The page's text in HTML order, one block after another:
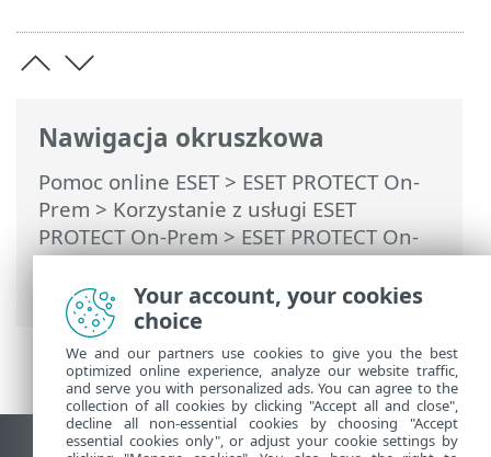
Nawigacja okruszkowa
Pomoc online ESET> ESET PROTECT On-
Prem > Korzystanie z usługi ESET
PROTECT On-Prem>ESET PROTECT On-
Prem Menu główne>Wykrycia>
Zarządzanie wykryciami
Your account, your cookies
choice
We and our partners use cookies to give you the best
optimized online experience, analyze our website traffic,
and serve you with personalized ads. You can agree to the
collection of all cookies by clicking "Accept all and close",
decline all non-essential cookies by choosing "Accept
essential cookies only", or adjust your cookie settings by